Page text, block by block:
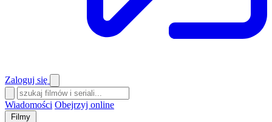
Zaloguj się
Wiadomości Obejrzyj online
Filmy